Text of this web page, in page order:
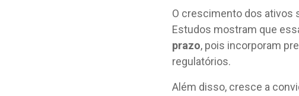
O crescimento dos ativos
Estudos mostram que
prazo, pois incorporam
regulatórios.
Além disso, cresce a